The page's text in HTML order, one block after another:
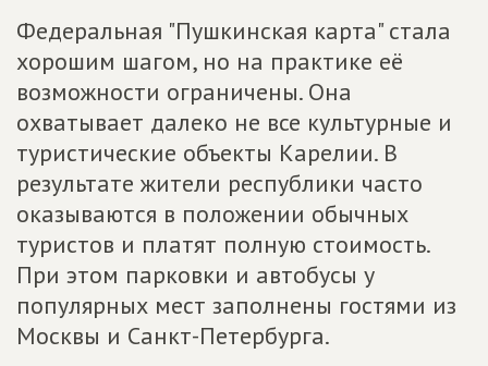
Федеральная "Пушкинская карта" стала
хорошим шагом, но на практике её
возможности ограничены. Она
охватывает далеко не все культурные и
туристические объекты Карелии. В
результате жители республики часто
оказываются в положении обычных
туристов и платят полную стоимость.
При этом парковки и автобусы у
популярных мест заполнены гостями из
Москвы и Санкт-Петербурга.